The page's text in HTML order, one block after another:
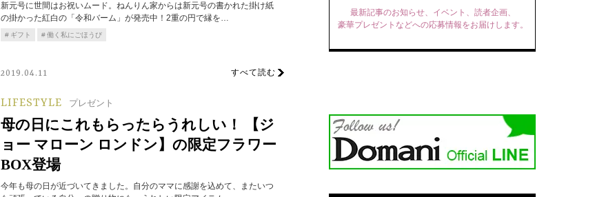
新元号に世間はお祝いムード。ねんりん家からは新元号の書かれた掛け紙
の掛かった紅白の「令和バーム」が発売中！2重の円で縁を…
ギフト 働く私にごほうび
2019.04.11 すべて読む
LIFESTYLE プレゼント
母の日にこれもらったらうれしい！ 【ジ
ョー マローン ロンドン】の限定フラワー
BOX登場
今年も母の日が近づいてきました。自分のママに感謝を込めて、またいつ
最新記事のお知らせ、イベント、読者企画、
豪華プレゼントなどへの応募情報をお届けします。